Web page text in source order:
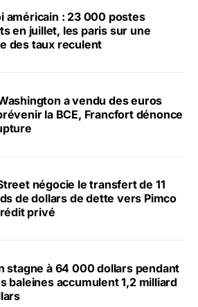
américain : 23 000 postes
en juillet, les paris sur une
des taux reculent
a vendu des euros
la BCE, Francfort dénonce
négocie le transfert de 11
de dollars de dette vers Pimco
privé
stagne à 64 000 dollars pendant
baleines accumulent 1,2 milliard